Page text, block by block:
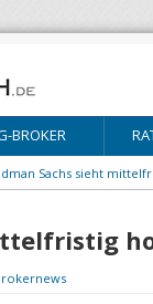
BROKER
Sachs sieht